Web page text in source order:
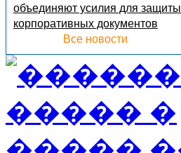
объединяют усилия для защиты
корпоративных документов
Все новости